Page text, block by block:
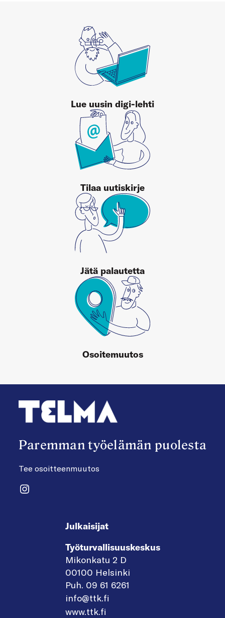
Lue uusin digi-lehti
Tilaa uutiskirje
Jätä palautetta
Osoitemuutos
Paremman työelämän puolesta
Tee osoitteenmuutos
Instagram
Julkaisijat
Työturvallisuuskeskus
Mikonkatu 2 D
00100 Helsinki
Puh. 09 61 6261
info@ttk.fi
www.ttk.fi